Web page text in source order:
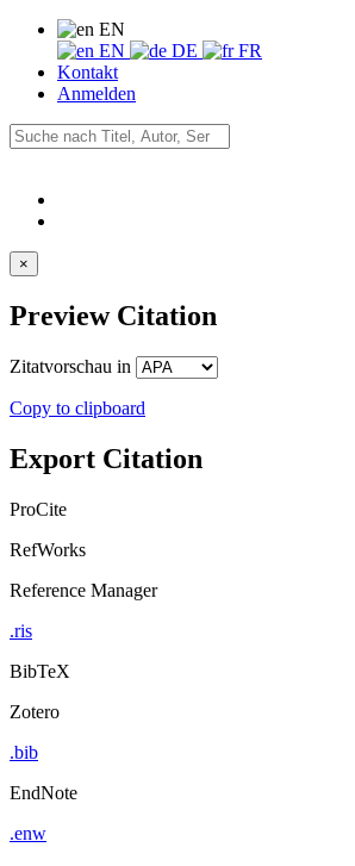
EN
EN
DE
FR
Kontakt
Anmelden
×
Preview Citation
Zitatvorschau in
Copy to clipboard
Export Citation
ProCite
RefWorks
Reference Manager
.ris
BibTeX
Zotero
.bib
EndNote
.enw